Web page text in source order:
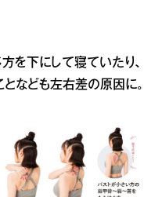
を下にして寝ていたり、
なども左右差の原因に。